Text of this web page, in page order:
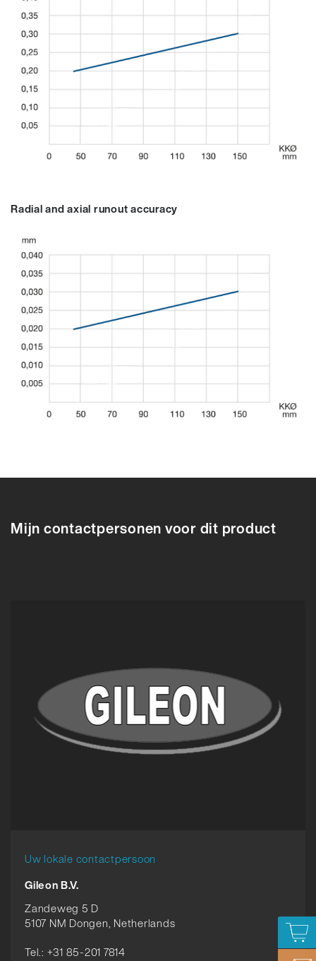
Radial and axial runout accuracy
Mijn contactpersonen voor dit product
Uw lokale contactpersoon
Gileon B.V.
Zandeweg 5 D
5107 NM Dongen, Netherlands
Tel.: +31 85-201 7814